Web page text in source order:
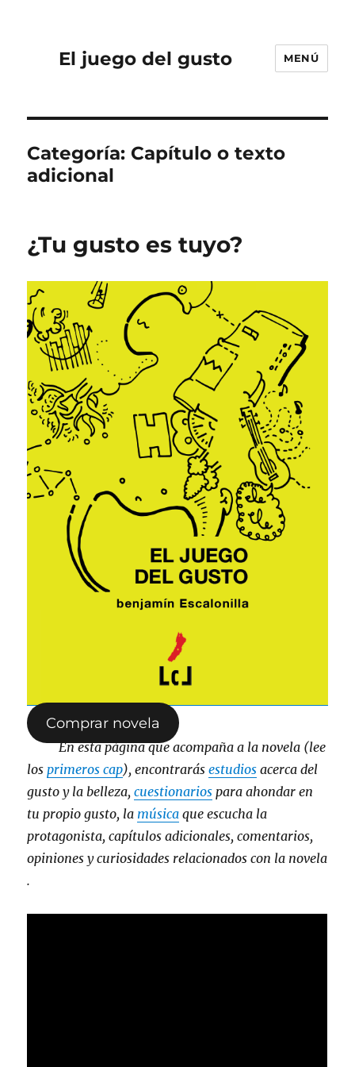
El juego del gusto MENÚ
Categoría: Capítulo o texto
adicional
¿Tu gusto es tuyo?
Comprar novela
En esta página que acompaña a la novela (lee
losprimeros cap), encontrarásestudios acerca del
gusto y la belleza,cuestionarios para ahondar en
tu propio gusto, la música que escucha la
protagonista, capítulos adicionales, comentarios,
opiniones y curiosidades relacionados con la novela
.